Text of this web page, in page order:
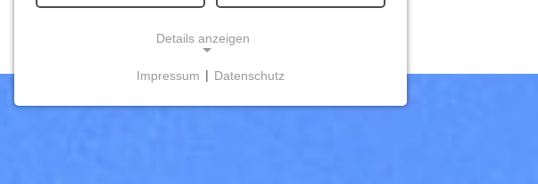
Details anzeigen
Impressum | Datenschutz